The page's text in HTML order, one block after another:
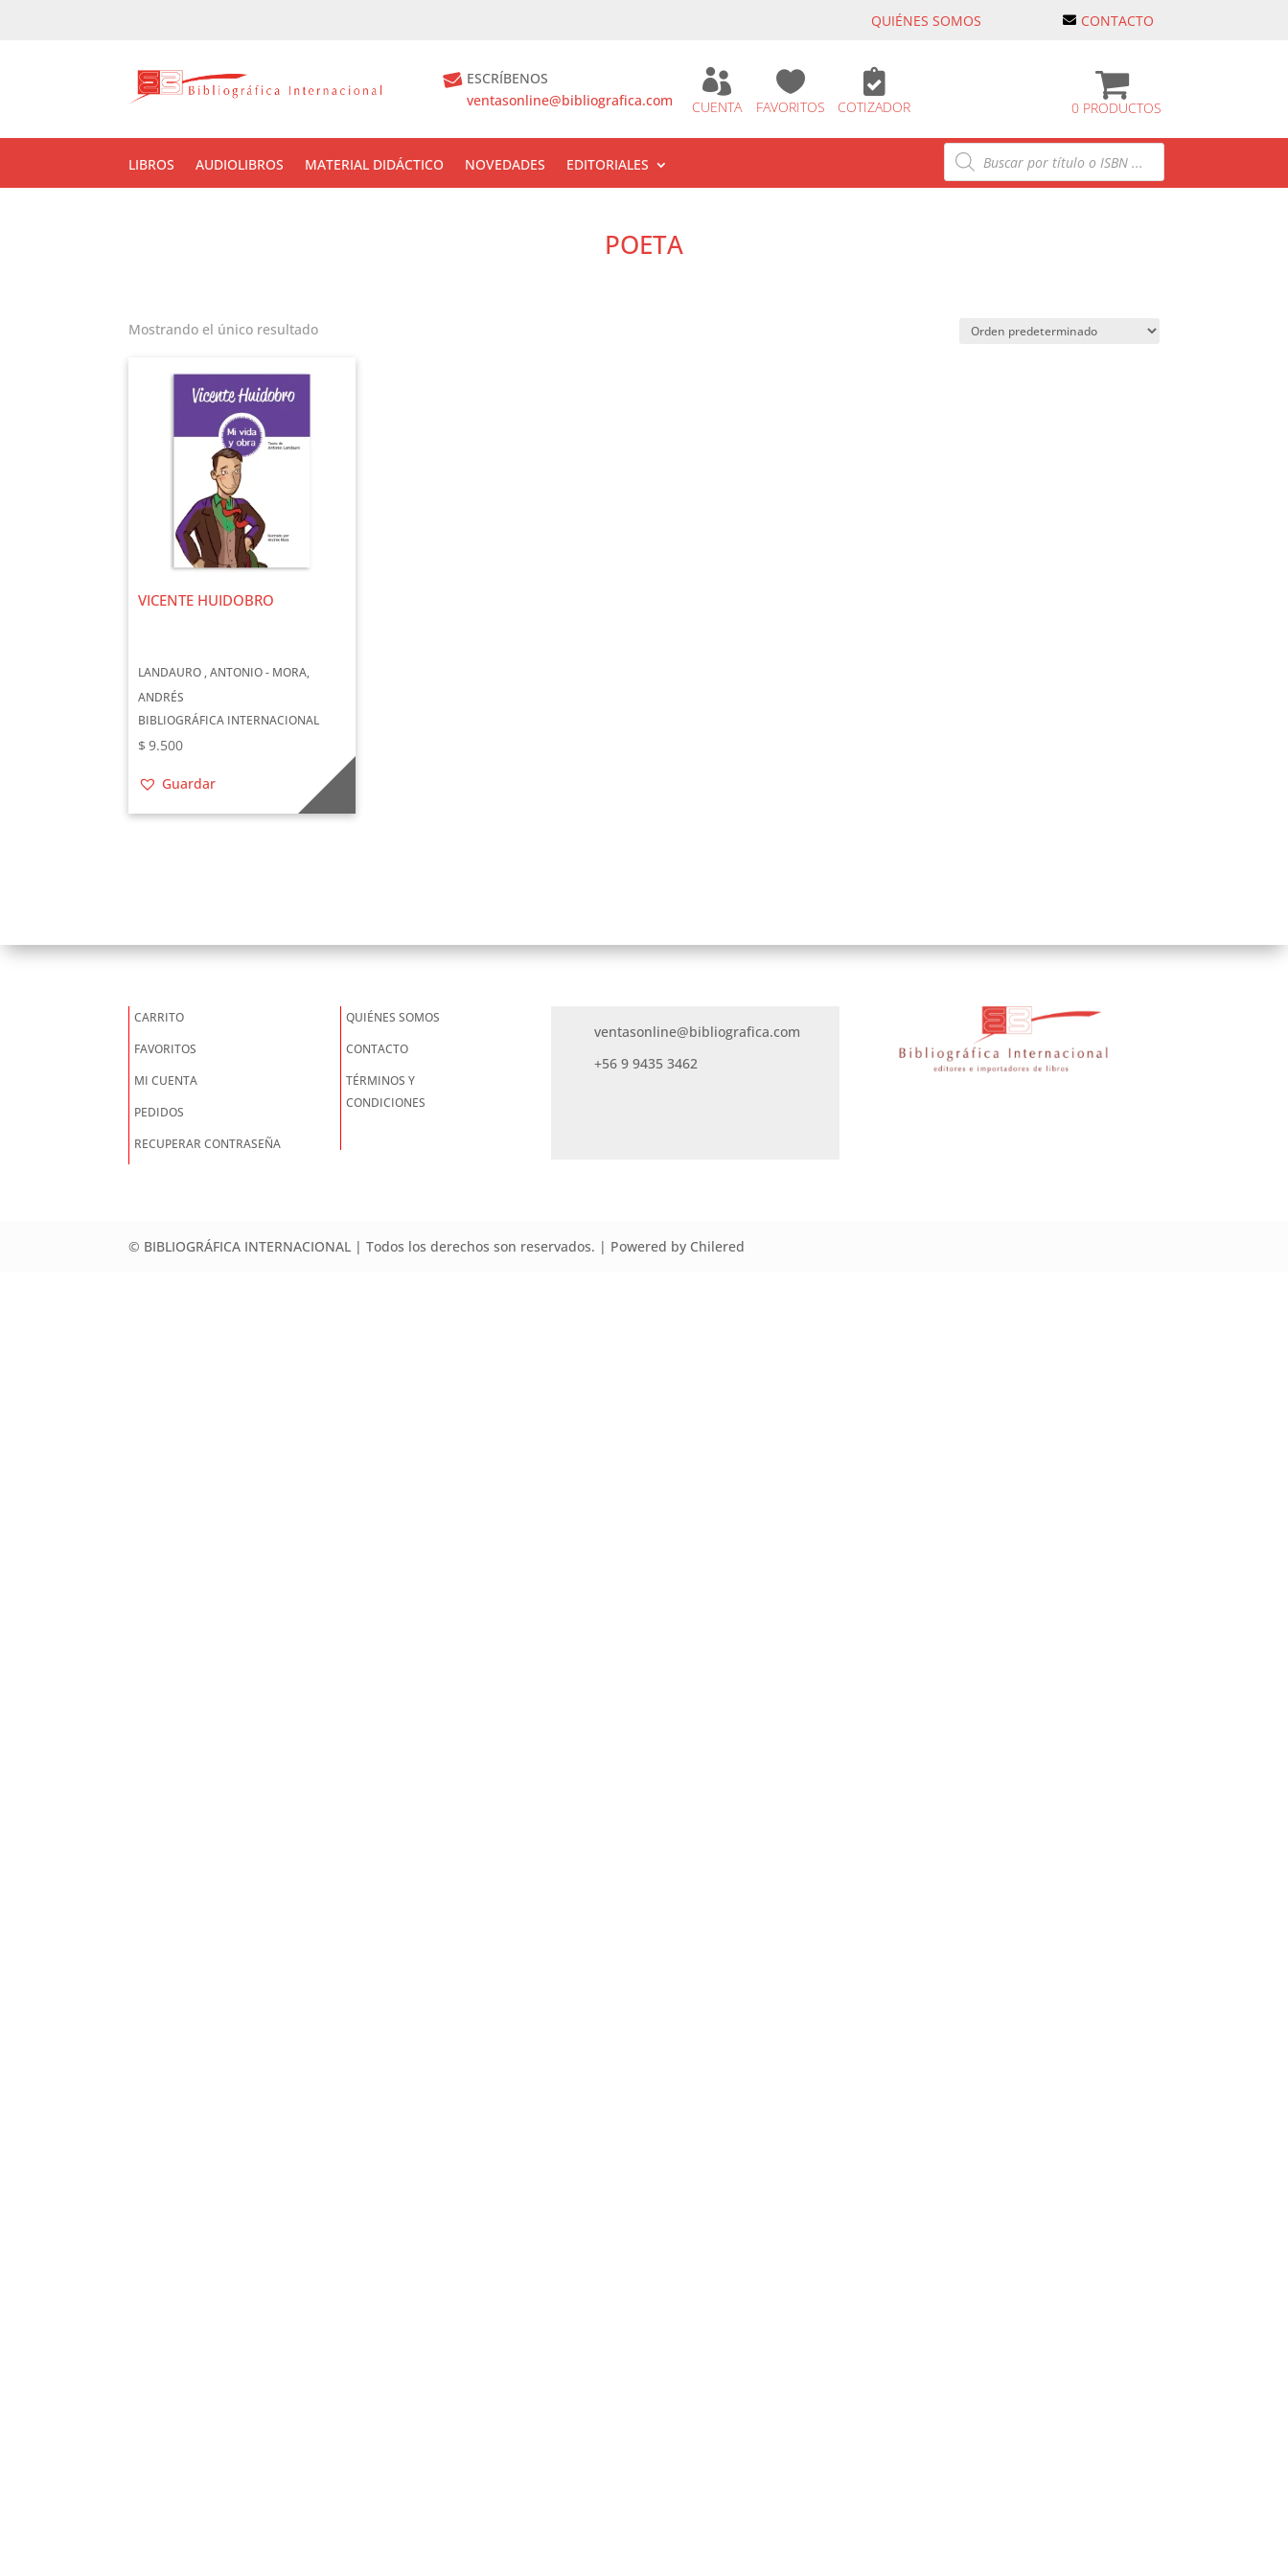
QUIÉNES SOMOS CONTACTO
ESCRÍBENOS
ventasonline@bibliografica.com

CUENTA

FAVORITOS

COTIZADOR 0 PRODUCTOS
LIBROS AUDIOLIBROS MATERIAL DIDÁCTICO NOVEDADES EDITORIALES
Búsqueda
de
productos
POETA
Mostrando el único resultado
VICENTE HUIDOBRO
LANDAURO , ANTONIO - MORA,
ANDRÉS
BIBLIOGRÁFICA INTERNACIONAL
$ 9.500
Guardar
CARRITO
FAVORITOS
MI CUENTA
PEDIDOS
RECUPERAR CONTRASEÑA
QUIÉNES SOMOS
CONTACTO
TÉRMINOS Y
CONDICIONES
ventasonline@bibliografica.com
+56 9 9435 3462
© BIBLIOGRÁFICA INTERNACIONAL | Todos los derechos son reservados. | Powered by Chilered